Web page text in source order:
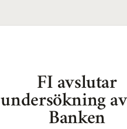
FI avslutar
undersökning
Banken